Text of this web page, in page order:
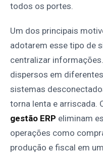
todos os portes.
Um dos principais
adotarem esse tipo de
centralizar
dispersos em
sistemas
torna lenta e arriscada.
gestão ERP eliminam
operações como
produção e fiscal em